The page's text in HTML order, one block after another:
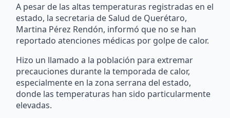
A pesar de las altas temperaturas registradas en el
estado, la secretaria de Salud de Querétaro,
Martina Pérez Rendón, informó que no se han
reportado atenciones médicas por golpe de calor.
Hizo un llamado a la población para extremar
precauciones durante la temporada de calor,
especialmente en la zona serrana del estado,
donde las temperaturas han sido particularmente
elevadas.